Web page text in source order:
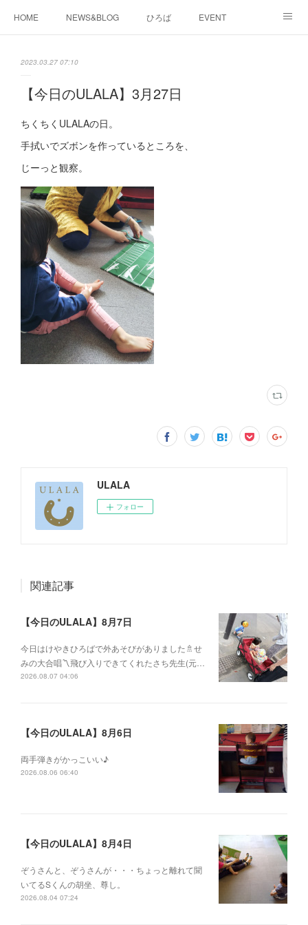
HOME NEWS&BLOG ひろば EVENT
2023.03.27 07:10
【今日のULALA】3月27日
ちくちくULALAの日。
手拭いでズボンを作っているところを、
じーっと観察。
ULALA
フォロー
関連記事
【今日のULALA】8月7日
今日はけやきひろばで外あそびがありました🚿せ
みの大合唱〽飛び入りできてくれたさち先生(元…
2026.08.07 04:06
【今日のULALA】8月6日
両手弾きがかっこいい♪
2026.08.06 06:40
【今日のULALA】8月4日
ぞうさんと、ぞうさんが・・・ちょっと離れて聞
いてるSくんの胡坐、尊し。
2026.08.04 07:24